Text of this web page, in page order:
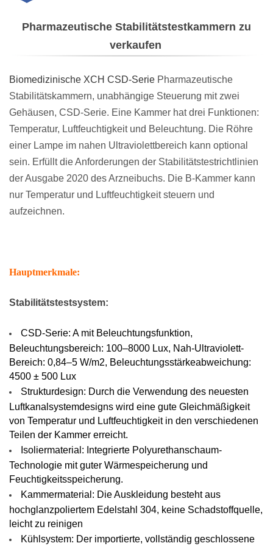
Arzneibuchs. Die B-
Kammer Kann Nur
Temperatur Und
Luftfeuchtigkeit
Steuern Und
Aufzeichnen.
Stabilitätstestsystem:
CSD-Serie: A mit
Beleuchtungsfunktion,
Beleuchtungsbereich:
100–8000 Lux, Nah-
Ultraviolett-Bereich:
0,84–5 W/m2,
Beleuchtungsstärkeabweichung:
4500 ± 500 Lux
Strukturdesign: Durch
die Verwendung des
neuesten
Pharmazeutische Stabilitätstestkammern zu
verkaufen
Biomedizinische XCH CSD-Serie Pharmazeutische
Stabilitätskammern, unabhängige Steuerung mit zwei
Gehäusen, CSD-Serie. Eine Kammer hat drei Funktionen:
Temperatur, Luftfeuchtigkeit und Beleuchtung. Die Röhre
einer Lampe im nahen Ultraviolettbereich kann optional
sein. Erfüllt die Anforderungen der Stabilitätstestrichtlinien
der Ausgabe 2020 des Arzneibuchs. Die B-Kammer kann
nur Temperatur und Luftfeuchtigkeit steuern und
aufzeichnen.
Hauptmerkmale:
Stabilitätstestsystem:
CSD-Serie: A mit Beleuchtungsfunktion,
Beleuchtungsbereich: 100–8000 Lux, Nah-Ultraviolett-
Bereich: 0,84–5 W/m2, Beleuchtungsstärkeabweichung:
4500 ± 500 Lux
Strukturdesign: Durch die Verwendung des neuesten
Luftkanalsystemdesigns wird eine gute Gleichmäßigkeit
von Temperatur und Luftfeuchtigkeit in den verschiedenen
Teilen der Kammer erreicht.
Isoliermaterial: Integrierte Polyurethanschaum-
Technologie mit guter Wärmespeicherung und
Feuchtigkeitsspeicherung.
Kammermaterial: Die Auskleidung besteht aus
hochglanzpoliertem Edelstahl 304, keine Schadstoffquelle,
leicht zu reinigen
Kühlsystem: Der importierte, vollständig geschlossene